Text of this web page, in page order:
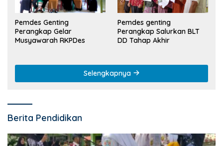
Pemdes Genting
Perangkap Gelar
Musyawarah RKPDes
Pemdes genting
Perangkap Salurkan BLT
DD Tahap Akhir
Selengkapnya
Berita Pendidikan